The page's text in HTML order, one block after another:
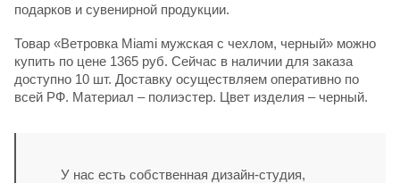
подарков и сувенирной продукции.
Товар «Ветровка Miami мужская с чехлом, черный» можно
купить по цене 1365 руб. Сейчас в наличии для заказа
доступно 10 шт. Доставку осуществляем оперативно по
всей РФ. Материал – полиэстер. Цвет изделия – черный.
У нас есть собственная дизайн-студия,